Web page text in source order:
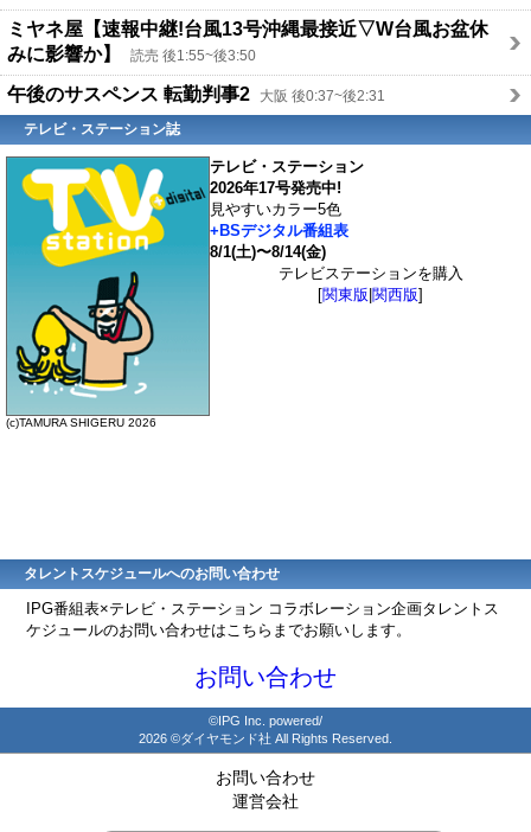
ミヤネ屋【速報中継!台風13号沖縄最接近▽W台風お盆休
みに影響か】
読売 後1:55~後3:50
午後のサスペンス 転勤判事2
大阪 後0:37~後2:31
テレビ・ステーション誌
(c)TAMURA SHIGERU 2026
テレビ・ステーション
2026年17号発売中!
見やすいカラー5色
+BSデジタル番組表
8/1(土)〜8/14(金)
テレビステーションを購入
[関東版 関西版]
タレントスケジュールへのお問い合わせ
IPG番組表×テレビ・ステーション コラボレーション企画タレントス
ケジュールのお問い合わせはこちらまでお願いします。
お問い合わせ
©IPG Inc. powered/
2026 ©ダイヤモンド社 All Rights Reserved.
お問い合わせ
運営会社